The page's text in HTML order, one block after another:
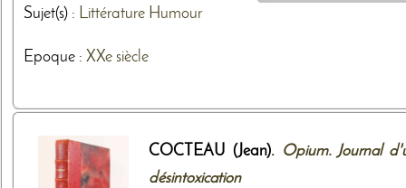
Sujet(s) : Littérature Humour
Epoque : XXe siècle
COCTEAU (Jean). Opium. Journal
désintoxication